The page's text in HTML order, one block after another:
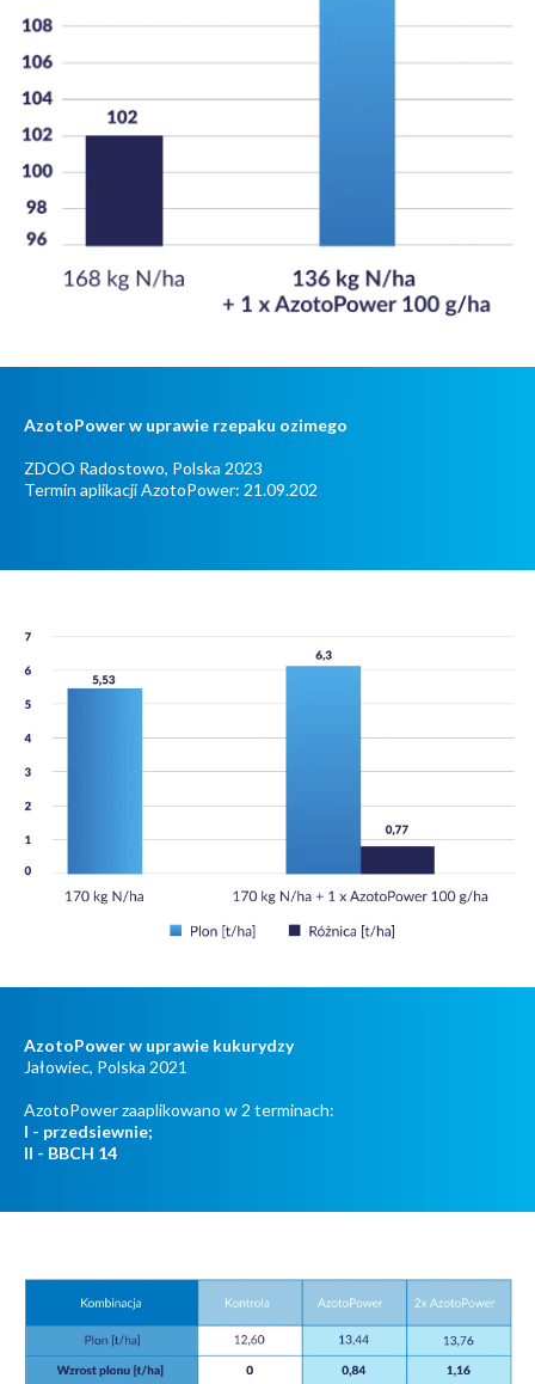
AzotoPower w uprawie rzepaku ozimego
ZDOO Radostowo, Polska 2023
Termin aplikacji AzotoPower: 21.09.202
AzotoPower w uprawie kukurydzy
Jałowiec, Polska 2021
AzotoPower zaaplikowano w 2 terminach:
I - przedsiewnie;
II - BBCH 14